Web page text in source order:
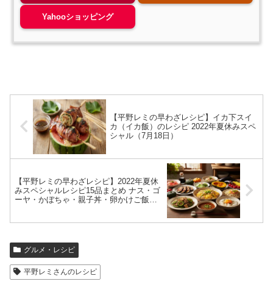
Yahooショッピング
【平野レミの早わざレシピ】イカ下スイ
カ（イカ飯）のレシピ 2022年夏休みスペ
シャル（7月18日）
【平野レミの早わざレシピ】2022年夏休
みスペシャルレシピ15品まとめ ナス・ゴ
ーヤ・かぼちゃ・親子丼・卵かけご飯・
グルメ・レシピ
平野レミさんのレシピ